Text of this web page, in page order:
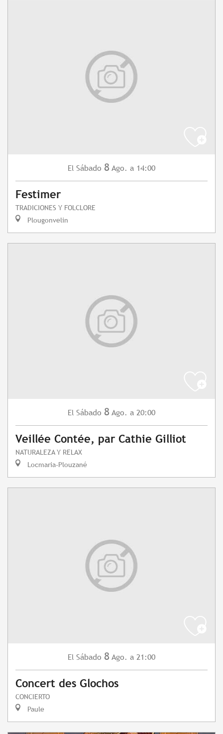
El Sábado 8 Ago. a 14:00
Festimer
TRADICIONES Y FOLCLORE
Plougonvelin
El Sábado 8 Ago. a 20:00
Veillée Contée, par Cathie Gilliot
NATURALEZA Y RELAX
Locmaria-Plouzané
El Sábado 8 Ago. a 21:00
Concert des Glochos
CONCIERTO
Paule